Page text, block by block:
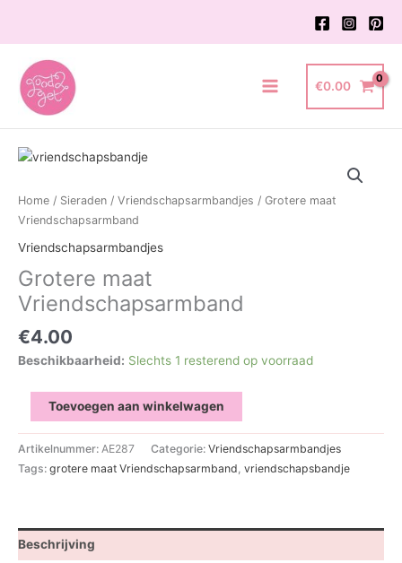
de
inhoud
Main
Menu
€0.00
Home / Sieraden / Vriendschapsarmbandjes / Grotere maat
Vriendschapsarmband
Vriendschapsarmbandjes
Grotere maat
Vriendschapsarmband
€4.00
Beschikbaarheid: Slechts 1 resterend op voorraad
Grotere
maat
Toevoegen aan winkelwagen
Artikelnummer: AE287 Categorie: Vriendschapsarmbandjes
Tags: grotere maat Vriendschapsarmband, vriendschapsbandje
Beschrijving